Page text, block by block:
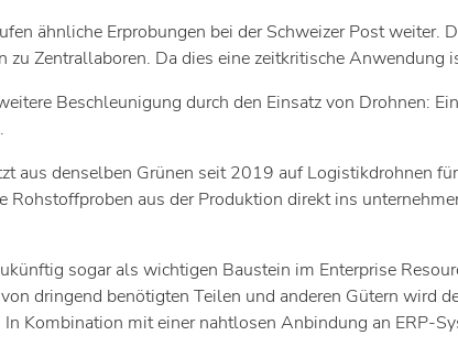
ähnliche Erprobungen bei der Schweizer Post
zu Zentrallaboren. Da dies eine zeitkritische
Beschleunigung durch den Einsatz von Drohnen:
aus denselben Grünen seit 2019 auf Logistikdrohnen
aus der Produktion direkt ins
sogar als wichtigen Baustein im Enterprise
dringend benötigten Teilen und anderen Gütern wird
Kombination mit einer nahtlosen Anbindung an ERP-